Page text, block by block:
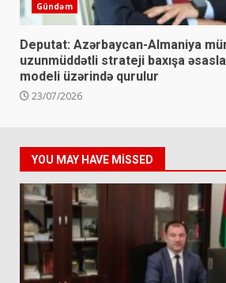
Gündəm
Deputat: Azərbaycan-Almaniya
uzunmüddətli strateji baxışa
modeli üzərində qurulur
23/07/2026
YOU MAY HAVE MISSED